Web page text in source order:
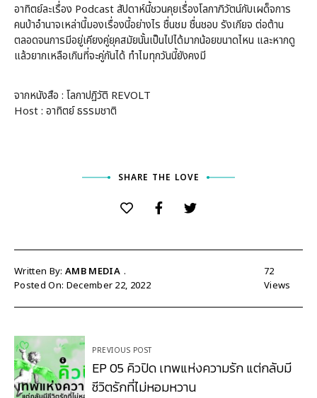
อาทิตย์ละเรื่อง Podcast สัปดาห์นี้ชวนคุยเรื่องโลกาภิวัตน์กับเผด็จการ
คนบ้าอำนาจเหล่านี้มองเรื่องนี้อย่างไร ชื่นชม ชื่นชอบ รังเกียจ ต่อต้าน
ตลอดจนการมีอยู่เคียงคู่ยุคสมัยนั้นเป็นไปได้มากน้อยขนาดไหน และหากดู
แล้วยากเหลือเกินที่จะคู่กันได้ ทำไมทุกวันนี้ยังคงมี
จากหนังสือ : โลกาปฏิวัติ REVOLT
Host : อาทิตย์ ธรรมชาติ
SHARE THE LOVE
Written By: AMB MEDIA
Posted On: December 22, 2022
72
Views
Post
navigation
PREVIOUS POST
EP 05 คิวปิด เทพแห่งความรัก แต่กลับมี
ชีวิตรักที่ไม่หอมหวาน